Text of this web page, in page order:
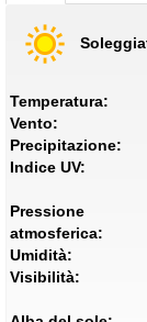
Temperatura:
Vento:
Precipitazione:
Indice UV:
Pressione
atmosferica:
Umidità:
Visibilità: